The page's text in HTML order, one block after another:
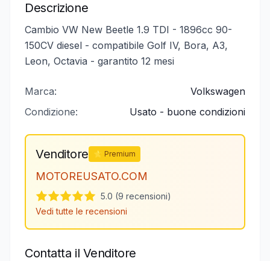
Descrizione
Cambio VW New Beetle 1.9 TDI - 1896cc 90-
150CV diesel - compatibile Golf IV, Bora, A3,
Leon, Octavia - garantito 12 mesi
Marca:
Volkswagen
Condizione:
Usato - buone condizioni
Venditore ⭐ Premium
MOTOREUSATO.COM
5.0 (9 recensioni)
Vedi tutte le recensioni
Contatta il Venditore